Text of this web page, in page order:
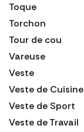
Toque
Torchon
Tour de cou
Vareuse
Veste
Veste de Cuisine
Veste de Sport
Veste de Travail